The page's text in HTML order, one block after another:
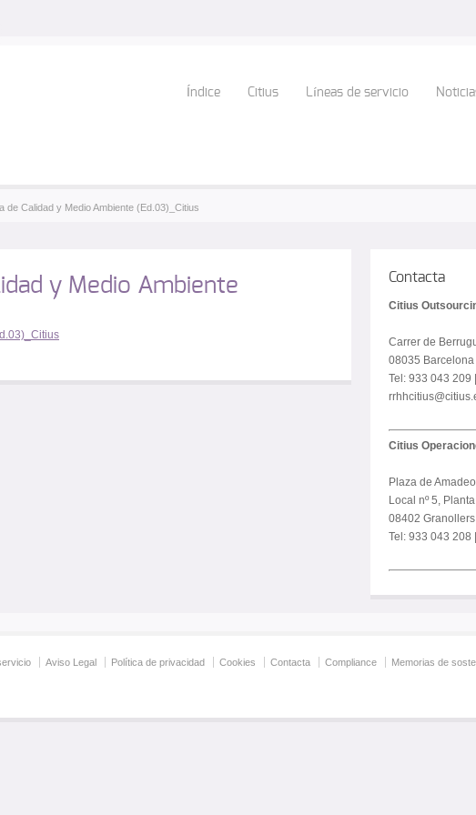
Índice Citius Líneas de servicio
de Calidad y Medio Ambiente (Ed.03)_Citius
y Medio Ambiente
Contacta
Citius
Carrer de
08035 Barcelona
Tel: 933 043 209
Citius
Plaza de
Local nº 5,
08402 Granollers
Tel: 933 043 208
Aviso Legal Política de privacidad Cookies Contacta Compliance
Memorias de